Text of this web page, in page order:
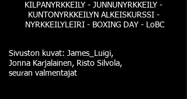
KILPANYRKKEILY - JUNNUNYRKKEILY -
KUNTONYRKKEILYN ALKEISKURSSI -
NYRKKEILYLEIRI - BOXING DAY - LoBC
Sivuston kuvat: James_Luigi,
Jonna Karjalainen, Risto Silvola,
seuran valmentajat